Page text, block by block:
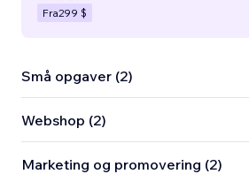
Fra299 $
Små opgaver (2)
Webshop (2)
Marketing og promovering (2)